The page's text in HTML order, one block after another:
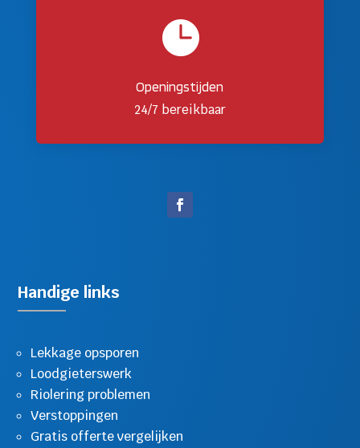

Openingstijden
24/7 bereikbaar
Handige links
Lekkage opsporen
Loodgieterswerk
Riolering problemen
Verstoppingen
Gratis offerte vergelijken